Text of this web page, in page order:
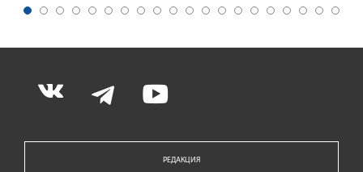
РЕДАКЦИЯ